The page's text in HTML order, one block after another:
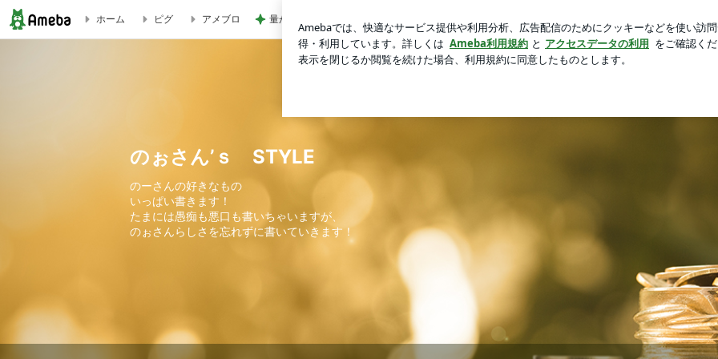
のぉさん⭐︎目指せ！常連客の巻 | のぉさん’ｓ STYLE
ホーム ピグ アメブロ 量が少なく残念なミスドのアイス ロ
のぉさん’ｓ STYLE
のーさんの好きなもの
いっぱい書きます！
たまには愚痴も悪口も書いちゃいますが、
のぉさんらしさを忘れずに書いていきます！